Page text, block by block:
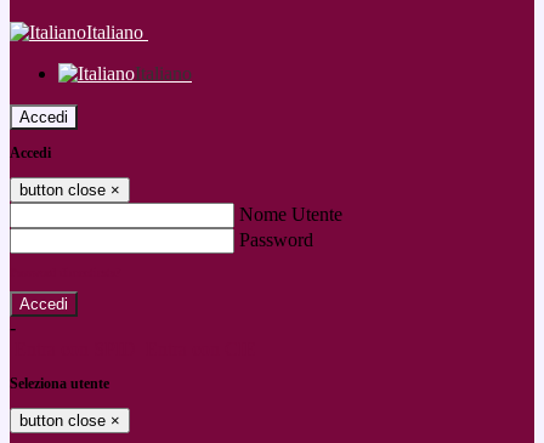
Italiano
Italiano
Accedi
Accedi
button close ×
Nome Utente
Password
-
Seleziona utente
button close ×